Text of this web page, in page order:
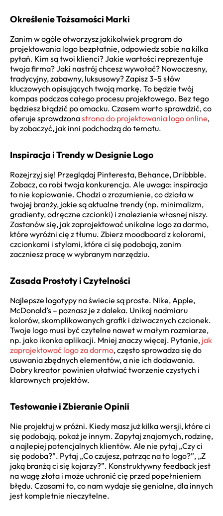
Określenie Tożsamości Marki
Zanim w ogóle otworzysz jakikolwiek program do
projektowania logo bezpłatnie, odpowiedz sobie na kilka
pytań. Kim są twoi klienci? Jakie wartości reprezentuje
twoja firma? Jaki nastrój chcesz wywołać? Nowoczesny,
tradycyjny, zabawny, luksusowy? Zapisz 3-5 słów
kluczowych opisujących twoją markę. To będzie twój
kompas podczas całego procesu projektowego. Bez tego
będziesz błądzić po omacku. Czasem warto sprawdzić, co
oferuje sprawdzonastrona do projektowania logo online,
by zobaczyć, jak inni podchodzą do tematu.
Inspiracja i Trendy w Designie Logo
Rozejrzyj się! Przeglądaj Pinteresta, Behance, Dribbble.
Zobacz, co robi twoja konkurencja. Ale uwaga: inspiracja
to nie kopiowanie. Chodzi o zrozumienie, co działa w
twojej branży, jakie są aktualne trendy (np. minimalizm,
gradienty, odręczne czcionki) i znalezienie własnej niszy.
Zastanów się, jak zaprojektować unikalne logo za darmo,
które wyróżni cię z tłumu. Zbierz moodboard z kolorami,
czcionkami i stylami, które ci się podobają, zanim
zaczniesz pracę w wybranym narzędziu.
Zasada Prostoty i Czytelności
Najlepsze logotypy na świecie są proste. Nike, Apple,
McDonald’s – poznasz je z daleka. Unikaj nadmiaru
kolorów, skomplikowanych grafik i dziwacznych czcionek.
Twoje logo musi być czytelne nawet w małym rozmiarze,
np. jako ikonka aplikacji. Mniej znaczy więcej. Pytanie, jak
zaprojektować logo za darmo, często sprowadza się do
usuwania zbędnych elementów, a nie ich dodawania.
Dobry kreator powinien ułatwiać tworzenie czystych i
klarownych projektów.
Testowanie i Zbieranie Opinii
Nie projektuj w próżni. Kiedy masz już kilka wersji, które ci
się podobają, pokaż je innym. Zapytaj znajomych, rodzinę,
a najlepiej potencjalnych klientów. Ale nie pytaj „Czy ci
się podoba?”. Pytaj „Co czujesz, patrząc na to logo?”, „Z
jaką branżą ci się kojarzy?”. Konstruktywny feedback jest
na wagę złota i może uchronić cię przed popełnieniem
błędu. Czasami to, co nam wydaje się genialne, dla innych
jest kompletnie nieczytelne.